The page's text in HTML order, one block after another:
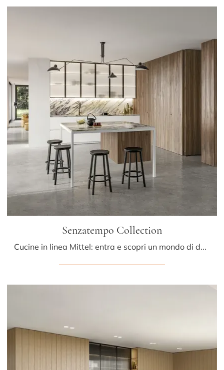
Senzatempo Collection
Cucine in linea Mittel: entra e scopri un mondo di design e contenuto estetico! La cucina Senzatempo Collection ti attende.